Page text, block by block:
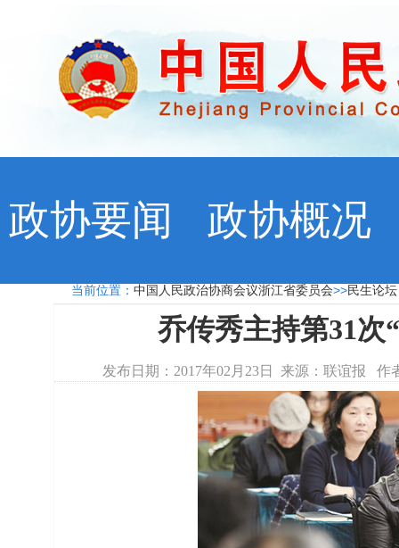
政协要闻 政协概况
当前位置： 中国人民政治协商会议浙江省委员会>>民生论
乔传秀主持第31次
发布日期：2017年02月23日 来源：联谊报